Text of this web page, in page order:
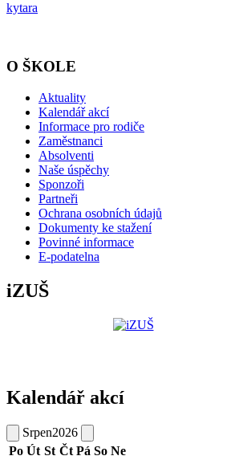
kytara
O ŠKOLE
Aktuality
Kalendář akcí
Informace pro rodiče
Zaměstnanci
Absolventi
Naše úspěchy
Sponzoři
Partneři
Ochrana osobních údajů
Dokumenty ke stažení
Povinné informace
E-podatelna
iZUŠ
Kalendář akcí
Srpen2026
Po Út St Čt Pá So Ne